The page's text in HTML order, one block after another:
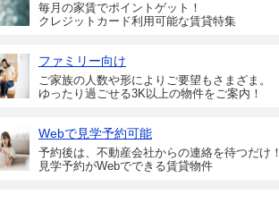
毎月の家賃でポイントゲット！
クレジットカード利用可能な賃貸特集
ファミリー向け
ご家族の人数や形によりご要望もさまざま。
ゆったり過ごせる3K以上の物件をご案内！
Webで見学予約可能
予約後は、不動産会社からの連絡を待つだけ！
見学予約がWebでできる賃貸物件